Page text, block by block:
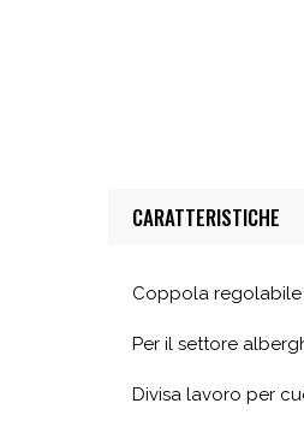
CARATTERISTICHE
Coppola regolabile
Per il settore
Divisa lavoro per